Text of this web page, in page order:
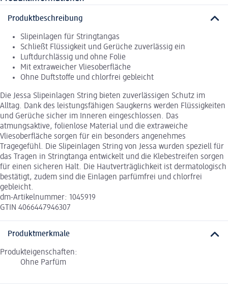
Produktbeschreibung
Slipeinlagen für Stringtangas
Schließt Flüssigkeit und Gerüche zuverlässig ein
Luftdurchlässig und ohne Folie
Mit extraweicher Vliesoberfläche
Ohne Duftstoffe und chlorfrei gebleicht
Die Jessa Slipeinlagen String bieten zuverlässigen Schutz im
Alltag. Dank des leistungsfähigen Saugkerns werden Flüssigkeiten
und Gerüche sicher im Inneren eingeschlossen. Das
atmungsaktive, folienlose Material und die extraweiche
Vliesoberfläche sorgen für ein besonders angenehmes
Tragegefühl. Die Slipeinlagen String von Jessa wurden speziell für
das Tragen in Stringtanga entwickelt und die Klebestreifen sorgen
für einen sicheren Halt. Die Hautverträglichkeit ist dermatologisch
bestätigt, zudem sind die Einlagen parfümfrei und chlorfrei
gebleicht.
dm-Artikelnummer: 1045919
GTIN 4066447946307
Produktmerkmale
Produkteigenschaften:
Ohne Parfüm